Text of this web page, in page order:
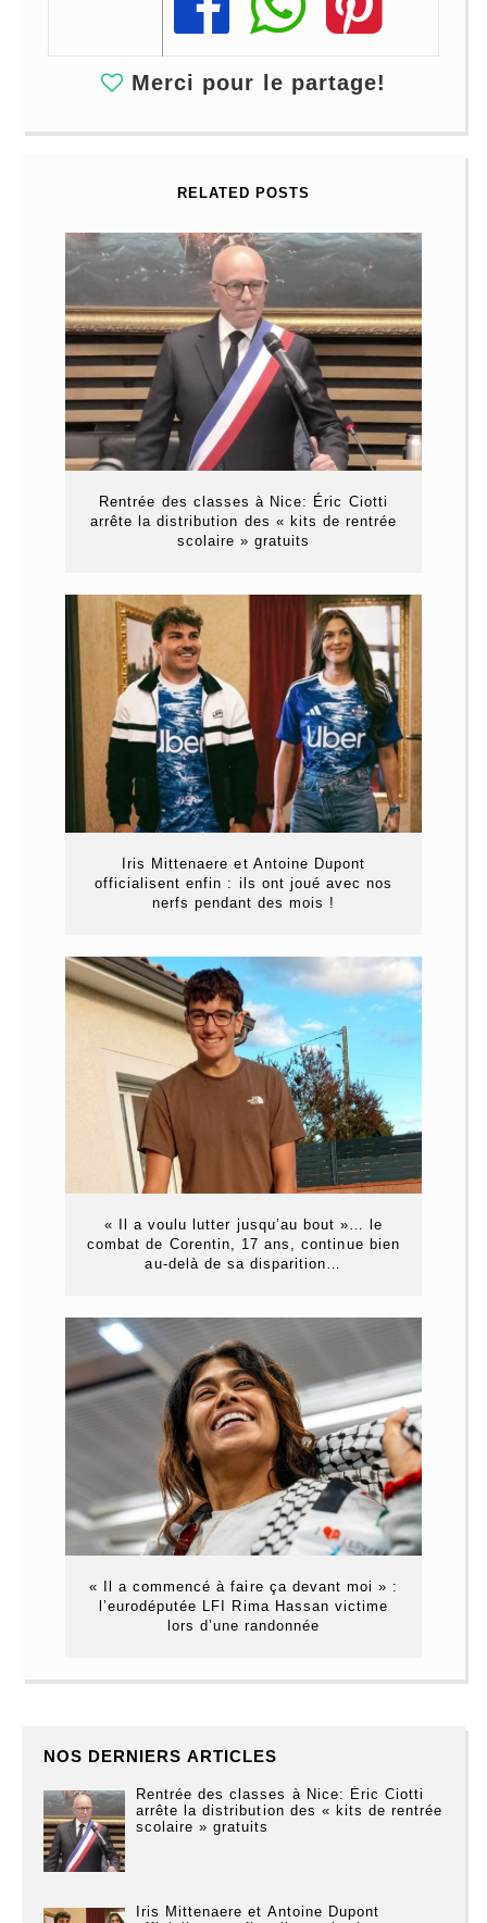
Merci pour le partage!
RELATED POSTS
Rentrée des classes à Nice: Éric Ciotti
arrête la distribution des « kits de rentrée
scolaire » gratuits
Iris Mittenaere et Antoine Dupont
officialisent enfin : ils ont joué avec nos
nerfs pendant des mois !
« Il a voulu lutter jusqu’au bout »… le
combat de Corentin, 17 ans, continue bien
au-delà de sa disparition…
« Il a commencé à faire ça devant moi » :
l’eurodéputée LFI Rima Hassan victime
lors d’une randonnée
NOS DERNIERS ARTICLES
Rentrée des classes à Nice: Éric Ciotti
arrête la distribution des « kits de rentrée
scolaire » gratuits
Iris Mittenaere et Antoine Dupont